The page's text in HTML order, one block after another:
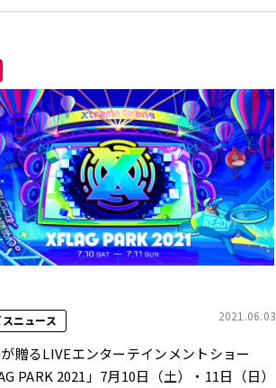
ニュース 2021.06.03
贈るLIVEエンターテインメントショー
PARK 2021」7月10日（土）・11日（日）